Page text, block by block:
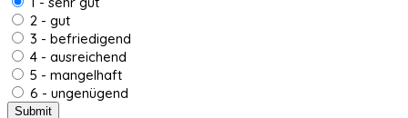
2 - gut
3 - befriedigend
4 - ausreichend
5 - mangelhaft
6 - ungenügend